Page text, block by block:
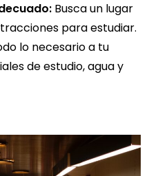
Busca un lugar
para estudiar.
lo necesario a tu
de estudio, agua y